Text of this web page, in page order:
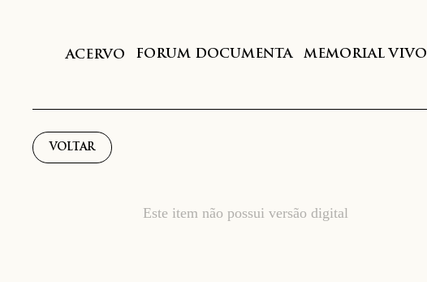
ACERVO FORUM DOCUMENTA MEMORIAL VIVO
VOLTAR
Este item não possui versão digital